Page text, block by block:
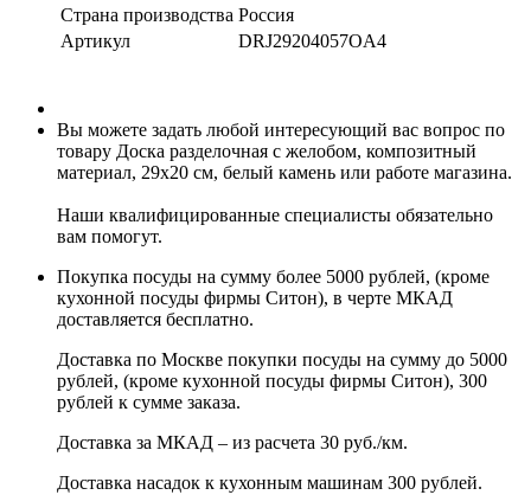
Страна производства Россия
Артикул
DRJ29204057OA4
Вы можете задать любой интересующий вас вопрос по
товару Доска разделочная с желобом, композитный
материал, 29x20 см, белый камень или работе магазина.
Наши квалифицированные специалисты обязательно
вам помогут.
Покупка посуды на сумму более 5000 рублей, (кроме
кухонной посуды фирмы Ситон), в черте МКАД
доставляется бесплатно.
Доставка по Москве покупки посуды на сумму до 5000
рублей, (кроме кухонной посуды фирмы Ситон), 300
рублей к сумме заказа.
Доставка за МКАД – из расчета 30 руб./км.
Доставка насадок к кухонным машинам 300 рублей.